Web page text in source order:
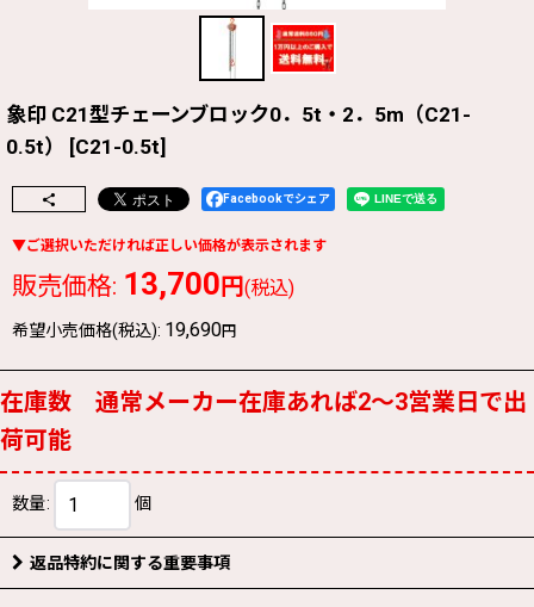
象印 C21型チェーンブロック0．5t・2．5m（C21-
0.5t）
[C21-0.5t]
Facebookでシェア
販売価格: 13,700円(税込)
希望小売価格(税込): 19,690円
在庫数 通常メーカー在庫あれば2〜3営業日で出
荷可能
数量: 個
返品特約に関する重要事項